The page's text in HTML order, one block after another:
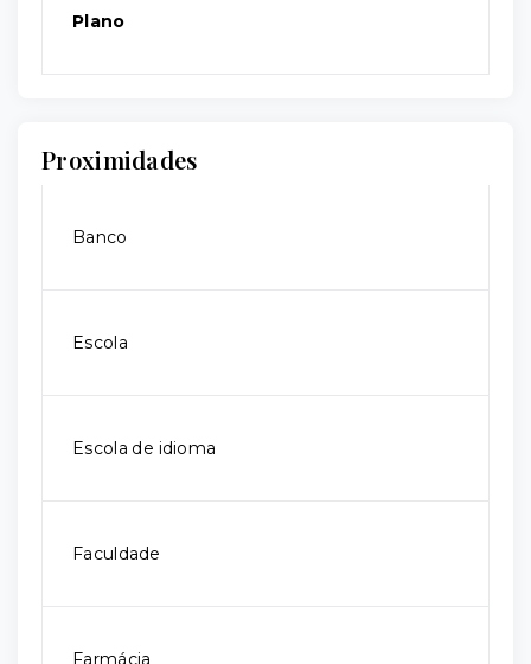
Plano
Proximidades
Banco
Escola
Escola de idioma
Faculdade
Farmácia